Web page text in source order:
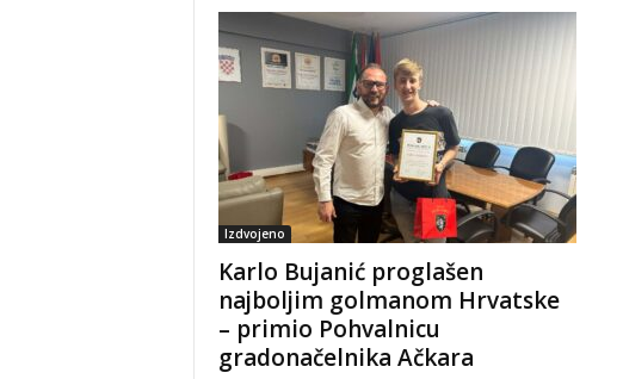
Izdvojeno
Karlo Bujanić proglašen
najboljim golmanom Hrvatske
– primio Pohvalnicu
gradonačelnika Ačkara